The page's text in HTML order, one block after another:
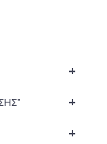
+
+
+